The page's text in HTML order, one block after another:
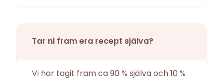
Tar ni fram era recept själva?
Vi har tagit fram ca 90 % själva och 10 %